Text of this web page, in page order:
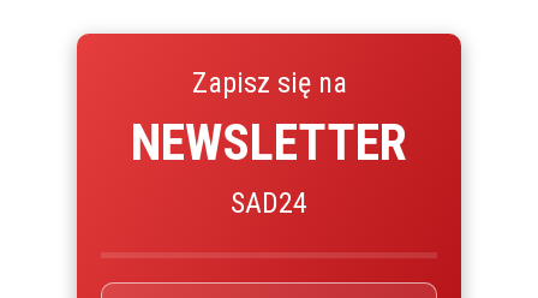
Zapisz się na
NEWSLETTER
SAD24